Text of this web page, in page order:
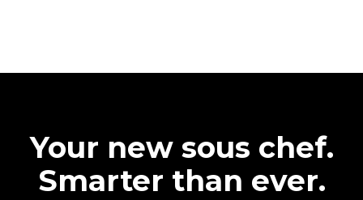
Your new sous chef.
Smarter than ever.